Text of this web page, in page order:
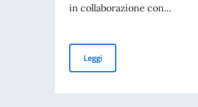
in collaborazione con...
LeggiAccademia Teatro alla